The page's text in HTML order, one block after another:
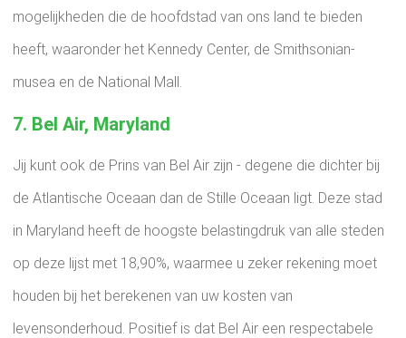
mogelijkheden die de hoofdstad van ons land te bieden
heeft, waaronder het Kennedy Center, de Smithsonian-
musea en de National Mall.
7. Bel Air, Maryland
Jij kunt ook de Prins van Bel Air zijn - degene die dichter bij
de Atlantische Oceaan dan de Stille Oceaan ligt. Deze stad
in Maryland heeft de hoogste belastingdruk van alle steden
op deze lijst met 18,90%, waarmee u zeker rekening moet
houden bij het berekenen van uw kosten van
levensonderhoud. Positief is dat Bel Air een respectabele